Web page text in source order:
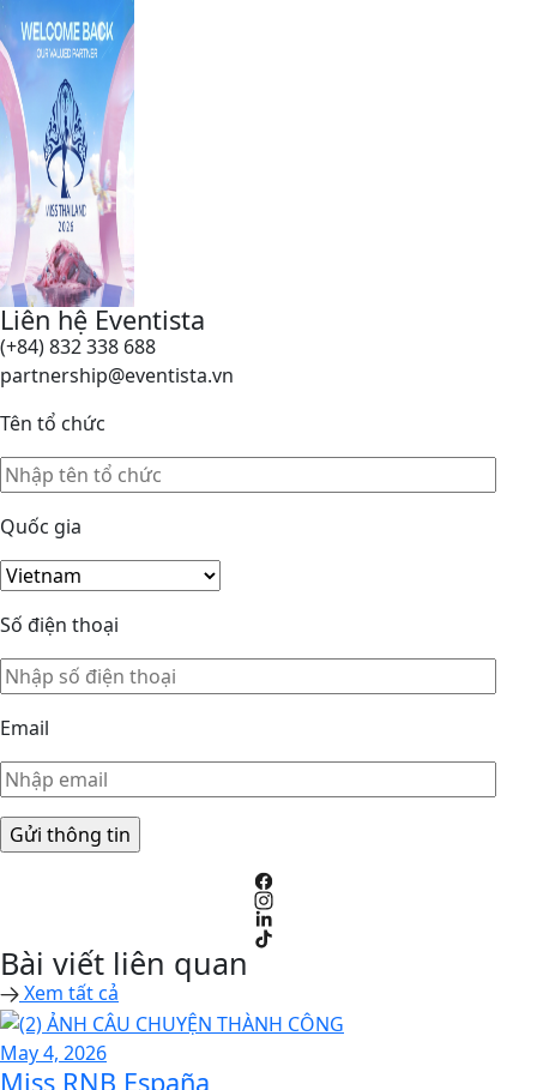
Liên hệ Eventista
(+84) 832 338 688
partnership@eventista.vn
Tên tổ chức
Quốc gia
Số điện thoại
Email
Bài viết liên quan
Xem tất cả
May 4, 2026
Miss RNB España